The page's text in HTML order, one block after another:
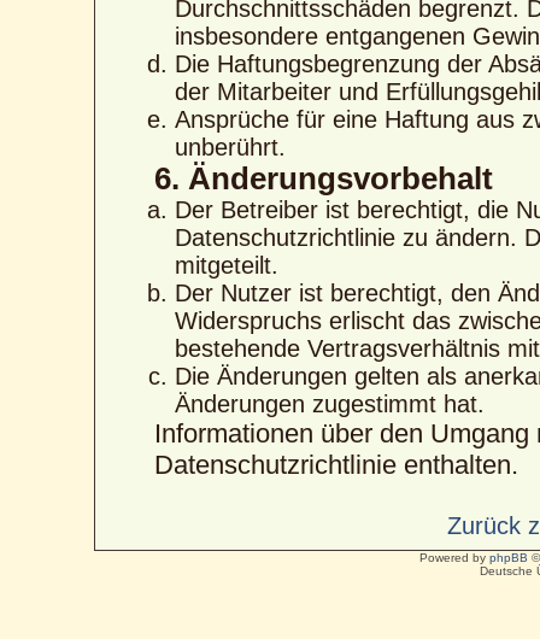
Durchschnittsschäden begrenzt.
insbesondere entgangenen
Die Haftungsbegrenzung der
der Mitarbeiter und
Ansprüche für eine Haftung aus
unberührt.
6. Änderungsvorbehalt
Der Betreiber ist berechtigt, die
Datenschutzrichtlinie zu ändern.
mitgeteilt.
Der Nutzer ist berechtigt, den
Widerspruchs erlischt das
bestehende Vertragsverhältnis
Die Änderungen gelten als
Änderungen zugestimmt hat.
Informationen über den
Datenschutzrichtlinie enthalten.
Zurück
Powered by phpBB
Deutsche